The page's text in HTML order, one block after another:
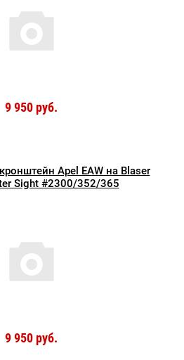
9 950 руб.
Apel EAW на Blaser
Sight #2300/352/365
9 950 руб.